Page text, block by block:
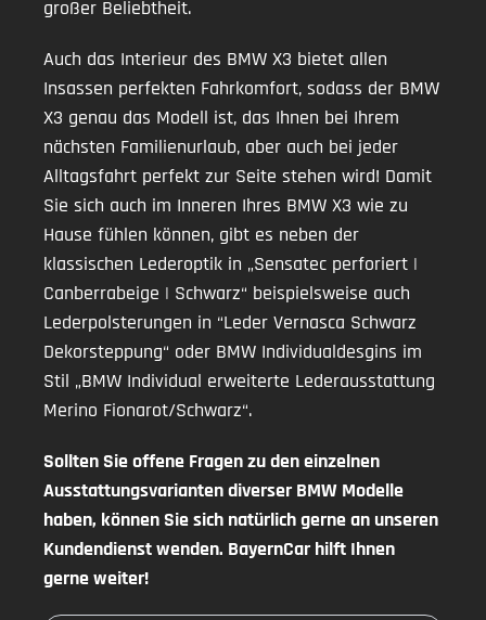
großer Beliebtheit.
Auch das Interieur des BMW X3 bietet allen
Insassen perfekten Fahrkomfort, sodass der BMW
X3 genau das Modell ist, das Ihnen bei Ihrem
nächsten Familienurlaub, aber auch bei jeder
Alltagsfahrt perfekt zur Seite stehen wird! Damit
Sie sich auch im Inneren Ihres BMW X3 wie zu
Hause fühlen können, gibt es neben der
klassischen Lederoptik in „Sensatec perforiert |
Canberrabeige | Schwarz“ beispielsweise auch
Lederpolsterungen in “Leder Vernasca Schwarz
Dekorsteppung“ oder BMW Individualdesgins im
Stil „BMW Individual erweiterte Lederausstattung
Merino Fionarot/Schwarz“.
Sollten Sie offene Fragen zu den einzelnen
Ausstattungsvarianten diverser BMW Modelle
haben, können Sie sich natürlich gerne an unseren
Kundendienst wenden. BayernCar hilft Ihnen
gerne weiter!